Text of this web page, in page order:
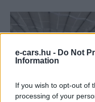
e-cars.hu - Do Not
Information
If you wish to opt-out of
processing of your